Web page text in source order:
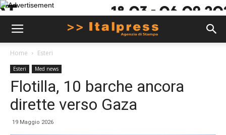
Home Esteri
Esteri Med news
Flotilla, 10 barche ancora
dirette verso Gaza
19 Maggio 2026